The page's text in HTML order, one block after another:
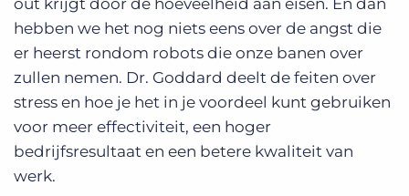
hebben we het nog niets eens over de angst die
er heerst rondom robots die onze banen over
zullen nemen. Dr. Goddard deelt de feiten over
stress en hoe je het in je voordeel kunt gebruiken
voor meer effectiviteit, een hoger
bedrijfsresultaat en een betere kwaliteit van
werk.